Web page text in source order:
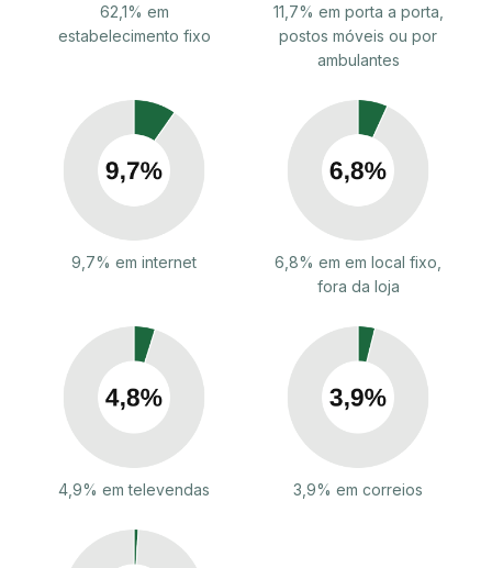
62,1% em
estabelecimento fixo
11,7% em porta a porta,
postos móveis ou por
ambulantes
9,7% em internet
6,8% em em local fixo,
fora da loja
4,9% em televendas 3,9% em correios